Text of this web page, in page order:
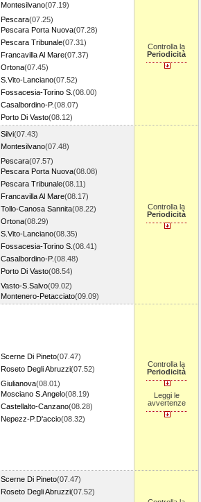
Montesilvano(07.19)
Pescara(07.25)
Pescara Porta Nuova(07.28)
Pescara Tribunale(07.31)
Francavilla Al Mare(07.37)
Ortona(07.45)
S.Vito-Lanciano(07.52)
Fossacesia-Torino S. (08.00)
Casalbordino-P.(08.07)
Porto Di Vasto(08.12)
Controlla la
Periodicità
Silvi(07.43)
Montesilvano(07.48)
Pescara(07.57)
Pescara Porta Nuova(08.08)
Pescara Tribunale(08.11)
Francavilla Al Mare(08.17)
Tollo-Canosa Sannita(08.22)
Ortona(08.29)
S.Vito-Lanciano(08.35)
Fossacesia-Torino S. (08.41)
Casalbordino-P.(08.48)
Porto Di Vasto(08.54)
Vasto-S.Salvo(09.02)
Montenero-Petacciato(09.09)
Controlla la
Periodicità
Scerne Di Pineto(07.47)
Roseto Degli Abruzzi(07.52)
Giulianova(08.01)
Mosciano S.Angelo(08.19)
Castellalto-Canzano(08.28)
Nepezz-P.D'accio(08.32)
Controlla la
Periodicità
Leggi le
avvertenze
Scerne Di Pineto(07.47)
Roseto Degli Abruzzi(07.52)